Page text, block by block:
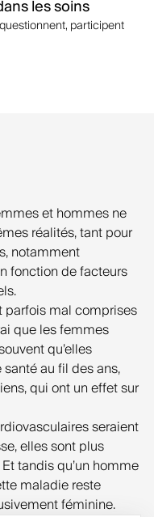
les soins
participent
et hommes ne
réalités, tant pour
notamment
fonction de facteurs
parfois mal comprises
que les femmes
qu’elles
au fil des ans,
qui ont un effet sur
seraient
elles sont plus
tandis qu’un homme
maladie reste
féminine.